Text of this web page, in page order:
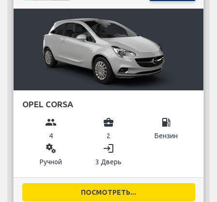
OPEL CORSA
group
4
business_center
2
local_gas_station
Бензин
miscellaneous_services
Ручной
login
3 Дверь
ПОСМОТРЕТЬ...